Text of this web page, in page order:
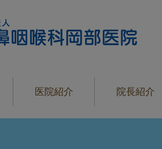
医院紹介 院長紹介